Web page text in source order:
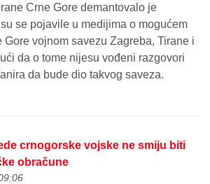
Crne Gore demantovalo je
se pojavile u medijima o mogućem
Gore vojnom savezu Zagreba, Tirane i
da o tome nijesu vođeni razgovori
da bude dio takvog saveza.
crnogorske vojske ne smiju biti
obračune